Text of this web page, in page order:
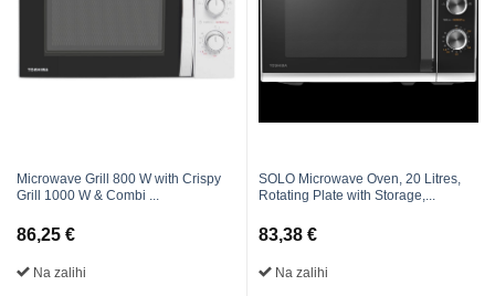
Microwave Grill 800 W with Crispy
Grill 1000 W & Combi ...
86,25 €
Na zalihi
SOLO Microwave Oven, 20 Litres,
Rotating Plate with Storage,...
83,38 €
Na zalihi